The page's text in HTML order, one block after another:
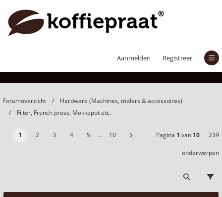
Aanmelden Registreer
Filter, French press, Mokkapot etc.
Forumoverzicht
Hardware (Machines, malers & accessoires)
Filter, French press, Mokkapot etc.
1 2 3 4 5 … 10 Pagina 1 van 10 239
onderwerpen